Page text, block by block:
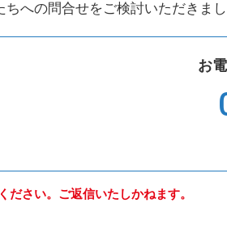
への問合せをご検討いただきま
お
さい。ご返信いたしかねます。